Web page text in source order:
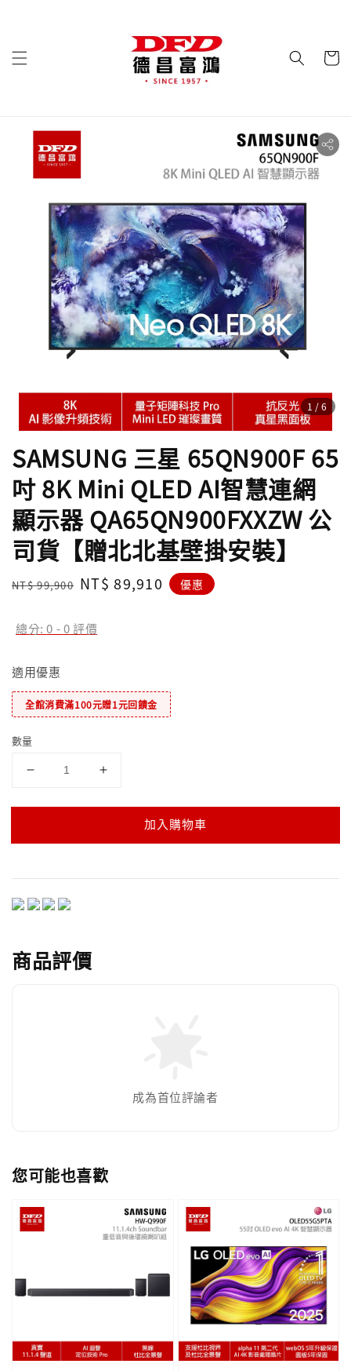
1 /6
SAMSUNG 三星 65QN900F 65
吋 8K Mini QLED AI智慧連網
顯示器 QA65QN900FXXZW 公
司貨【贈北北基壁掛安裝】
Regular
NT$ 99,900 Sale
NT$ 89,910 優惠
總分:0 -0評價
適用優惠
全館消費滿100元贈1元回饋金
數量
加入購物車
商品評價
成為首位評論者
您可能也喜歡